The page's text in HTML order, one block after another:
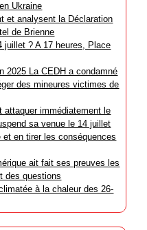
Ukraine
et analysent la Déclaration
de Brienne
juillet ? A 17 heures, Place
2025 La CEDH a condamné
des mineures victimes de
attaquer immédiatement le
sa venue le 14 juillet
et en tirer les conséquences
ait fait ses preuves les
des questions
à la chaleur des 26-